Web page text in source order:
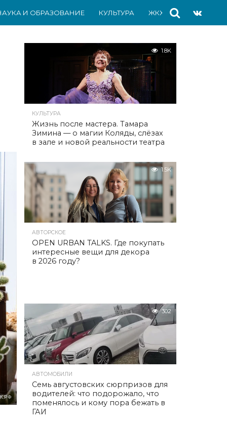
И ОБРАЗОВАНИЕ КУЛЬТУРА ЖКХ СПОРТ
1.8K
КУЛЬТУРА
Жизнь после мастера. Тамара
Зимина — о магии Коляды, слёзах
в зале и новой реальности театра
1.5K
АВТОРСКОЕ
OPEN URBAN TALKS. Где покупать
интересные вещи для декора
в 2026 году?
302
АВТОМОБИЛИ
Семь августовских сюрпризов для
водителей: что подорожало, что
поменялось и кому пора бежать в
ГАИ